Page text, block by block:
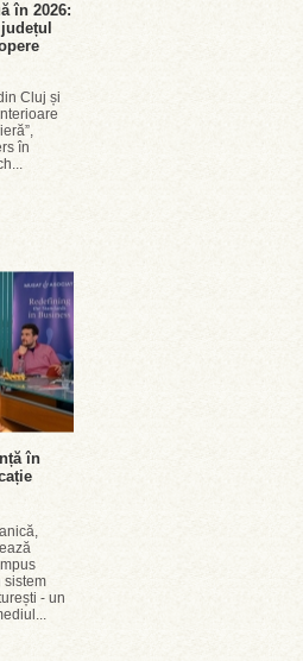
în 2026:
Cluj și
în
în
sistem
- un